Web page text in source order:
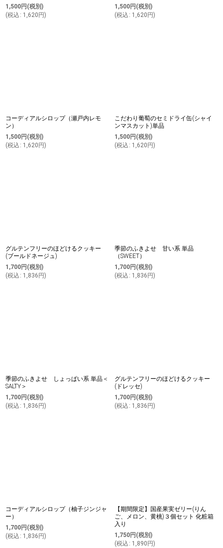
1,500円 (税別)
(税込 : 1,620 円)
1,500円 (税別)
(税込 : 1,620 円)
コーディアルシロップ（瀬戸内レモ
ン）
1,500円 (税別)
(税込 : 1,620 円)
こだわり葡萄のセミドライ缶(シャイ
ンマスカット)単品
1,500円 (税別)
(税込 : 1,620 円)
グルテンフリーのほどけるクッキー
(ブールドネージュ)
1,700円 (税別)
(税込 : 1,836 円)
季節のふきよせ 甘い系 単品
（SWEET）
1,700円 (税別)
(税込 : 1,836 円)
季節のふきよせ しょっぱい系 単品＜
SALTY＞
1,700円 (税別)
(税込 : 1,836 円)
グルテンフリーのほどけるクッキー
(ドレッセ)
1,700円 (税別)
(税込 : 1,836 円)
コーディアルシロップ（柚子ジンジャ
ー）
1,700円 (税別)
(税込 : 1,836 円)
【期間限定】国産果実ゼリー(りん
ご、メロン、黄桃)３個セット 化粧箱
入り
1,750円 (税別)
(税込 : 1,890 円)